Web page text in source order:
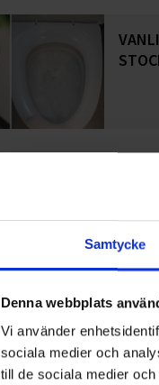
Samtycke
Denna webbplats
Vi använder
sociala medier och
till de sociala medier
Låga